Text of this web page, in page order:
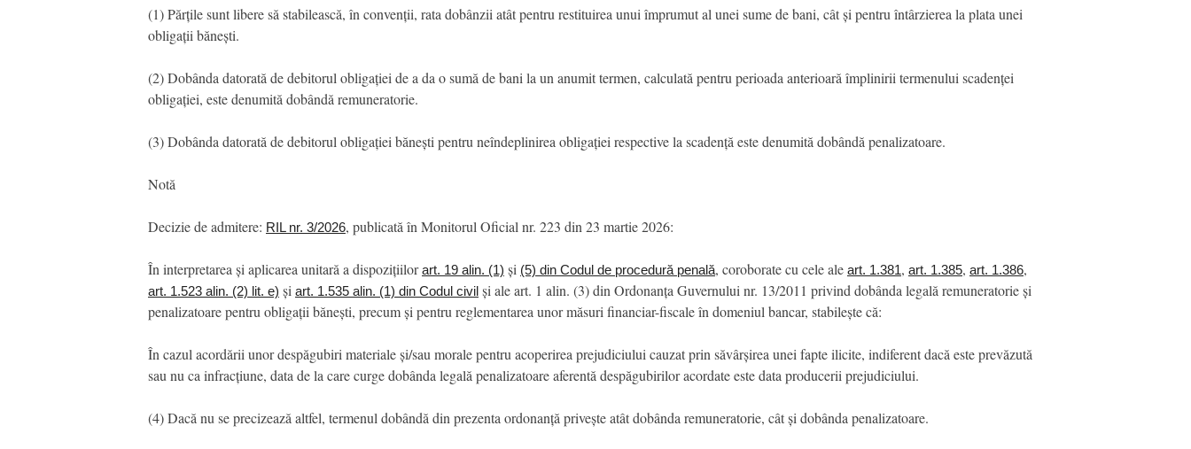
(1) Părțile sunt libere să stabilească, în convenții, rata dobânzii atât pentru restituirea unui împrumut al unei sume de bani, cât și pentru întârzierea la plata unei
obligații bănești.
(2) Dobânda datorată de debitorul obligației de a da o sumă de bani la un anumit termen, calculată pentru perioada anterioară împlinirii termenului scadenței
obligației, este denumită dobândă remuneratorie.
(3) Dobânda datorată de debitorul obligației bănești pentru neîndeplinirea obligației respective la scadență este denumită dobândă penalizatoare.
Notă
Decizie de admitere: RIL nr. 3/2026, publicată în Monitorul Oficial nr. 223 din 23 martie 2026:
În interpretarea și aplicarea unitară a dispozițiilorart. 19 alin. (1) și (5) din Codul de procedură penală, coroborate cu cele ale art. 1.381, art. 1.385, art. 1.386,
art. 1.523 alin. (2) lit. e) și art. 1.535 alin. (1) din Codul civil și ale art. 1 alin. (3) din Ordonanța Guvernului nr. 13/2011 privind dobânda legală remuneratorie și
penalizatoare pentru obligații bănești, precum și pentru reglementarea unor măsuri financiar-fiscale în domeniul bancar, stabilește că:
În cazul acordării unor despăgubiri materiale și/sau morale pentru acoperirea prejudiciului cauzat prin săvârșirea unei fapte ilicite, indiferent dacă este prevăzută
sau nu ca infracțiune, data de la care curge dobânda legală penalizatoare aferentă despăgubirilor acordate este data producerii prejudiciului.
(4) Dacă nu se precizează altfel, termenul dobândă din prezenta ordonanță privește atât dobânda remuneratorie, cât și dobânda penalizatoare.